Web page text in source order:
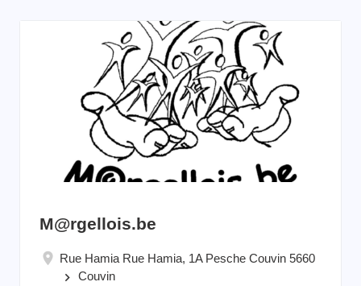
M@rgellois.be
Rue Hamia Rue Hamia, 1A Pesche Couvin 5660
keyboard_arrow_right Couvin